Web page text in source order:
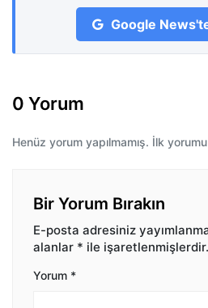
Google
0 Yorum
Henüz yorum yapılmamış. İlk
Bir Yorum Bırakın
E-posta adresiniz
alanlar * ile işaretlenmişlerdir.
Yorum *